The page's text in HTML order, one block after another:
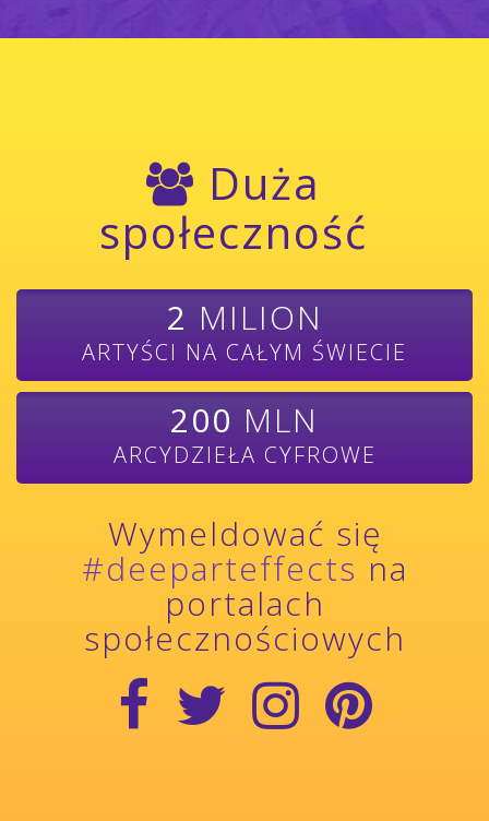
Duża
społeczność
2 MILION
ARTYŚCI NA CAŁYM ŚWIECIE
200 MLN
ARCYDZIEŁA CYFROWE
Wymeldować się
#deeparteffects na
portalach
społecznościowych